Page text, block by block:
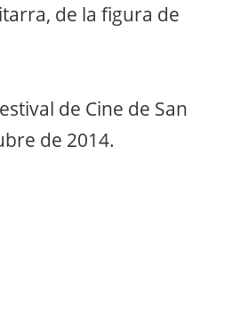
de la figura de
de Cine de San
de 2014.